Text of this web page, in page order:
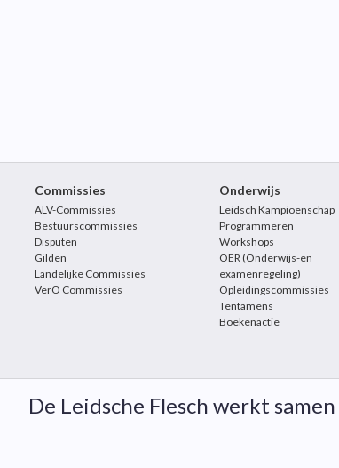
Commissies
ALV-Commissies
Bestuurscommissies
Disputen
Gilden
Landelijke Commissies
VerO Commissies
Onderwijs
Leidsch Kampioenschap
Programmeren
Workshops
OER (Onderwijs-en
examenregeling)
Opleidingscommissies
Tentamens
Boekenactie
De Leidsche Flesch werkt